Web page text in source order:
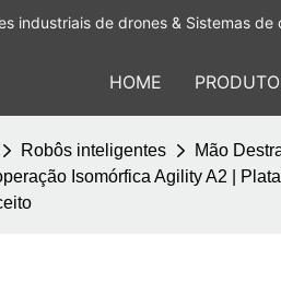
industriais de drones & Sistemas de
HOME
Robôs inteligentes Mão
Isomórfica Agility A2 |